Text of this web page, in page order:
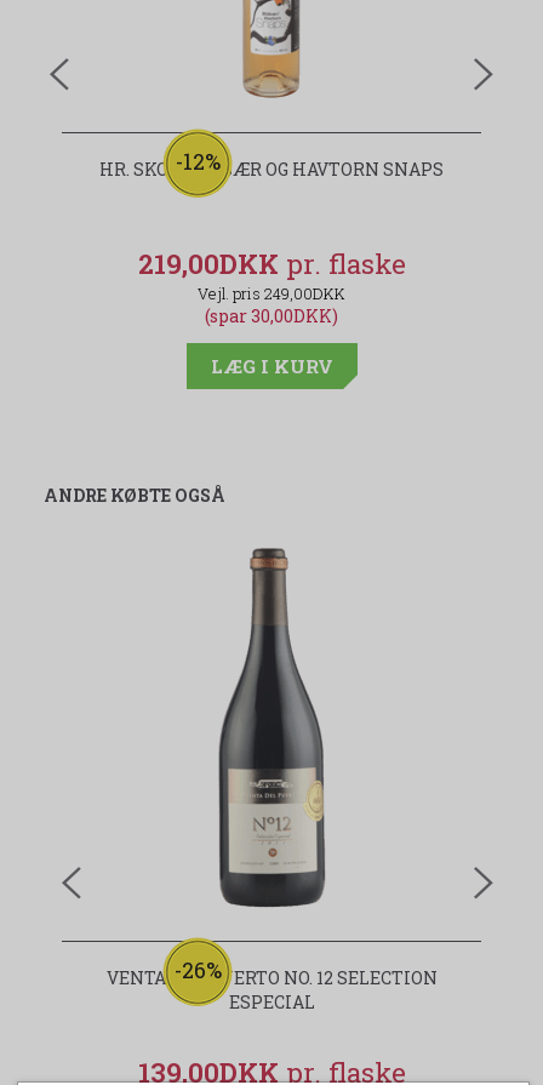
-12%
HR. SKOV BLÅBÆR OG HAVTORN SNAPS
219,00DKK
249,00DKK
(spar 30,00DKK)
LÆG I KURV
ANDRE KØBTE OGSÅ
-26%
VENTA DEL PUERTO NO. 12 SELECTION
ESPECIAL
139,00DKK